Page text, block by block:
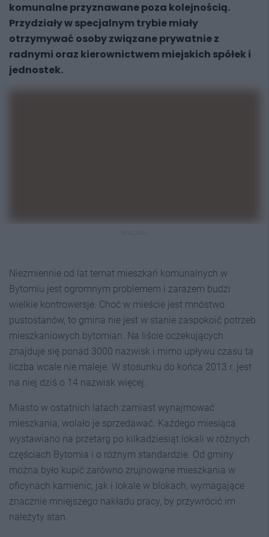
komunalne przyznawane poza kolejnością.
Przydziały w specjalnym trybie miały
otrzymywać osoby związane prywatnie z
radnymi oraz kierownictwem miejskich spółek i
jednostek.
Niezmiennie od lat temat mieszkań komunalnych w
Bytomiu jest ogromnym problemem i zarazem budzi
wielkie kontrowersje. Choć w mieście jest mnóstwo
pustostanów, to gmina nie jest w stanie zaspokoić potrzeb
mieszkaniowych bytomian. Na liście oczekujących
znajduje się ponad 3000 nazwisk i mimo upływu czasu ta
liczba wcale nie maleje. W stosunku do końca 2013 r. jest
na niej dziś o 14 nazwisk więcej.
Miasto w ostatnich latach zamiast wynajmować
mieszkania, wolało je sprzedawać. Każdego miesiąca
wystawiano na przetarg po kilkadziesiąt lokali w różnych
częściach Bytomia i o różnym standardzie. Od gminy
można było kupić zarówno zrujnowane mieszkania w
oficynach kamienic, jak i lokale w blokach, wymagające
znacznie mniejszego nakładu pracy, by przywrócić im
należyty stan.